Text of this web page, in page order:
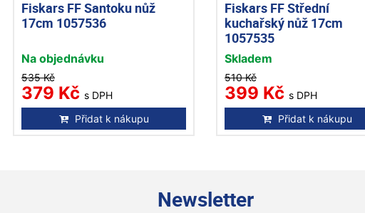
Fiskars FF Santoku nůž
17cm 1057536
Na objednávku
535 Kč
379 Kč s DPH
Přidat k nákupu
Fiskars FF Střední
kuchařský nůž 17cm
1057535
Skladem
510 Kč
399 Kč s DPH
Přidat k nákupu
Newsletter